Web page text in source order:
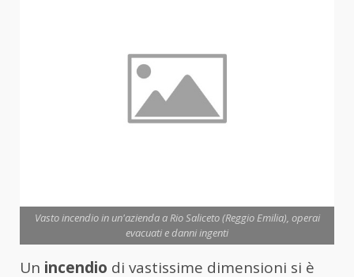
Vasto incendio in un'azienda a Rio Saliceto (Reggio Emilia), operai
evacuati e danni ingenti
Un incendio di vastissime dimensioni si è